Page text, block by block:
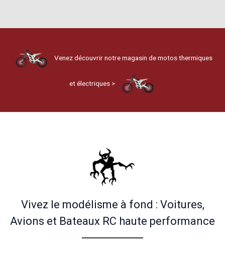
Venez découvrir notre magasin de motos thermiques
et électriques >
Vivez le modélisme à fond : Voitures,
Avions et Bateaux RC haute performance